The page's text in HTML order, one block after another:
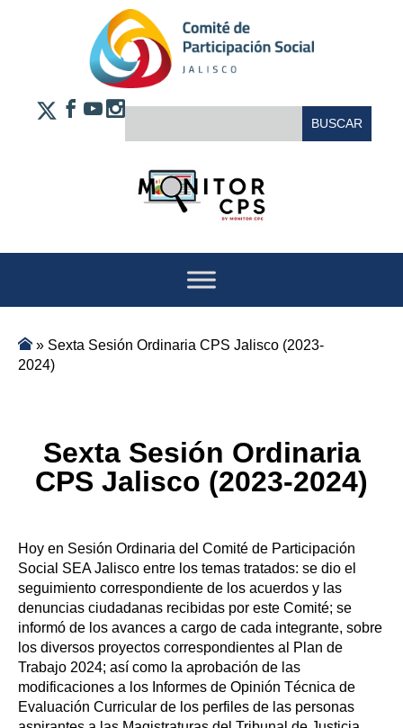
» Sexta Sesión Ordinaria CPS Jalisco (2023-
2024)
Sexta Sesión Ordinaria
CPS Jalisco (2023-2024)
Hoy en Sesión Ordinaria del Comité de Participación
Social SEA Jalisco entre los temas tratados: se dio el
seguimiento correspondiente de los acuerdos y las
denuncias ciudadanas recibidas por este Comité; se
informó de los avances a cargo de cada integrante, sobre
los diversos proyectos correspondientes al Plan de
Trabajo 2024; así como la aprobación de las
modificaciones a los Informes de Opinión Técnica de
Evaluación Curricular de los perfiles de las personas